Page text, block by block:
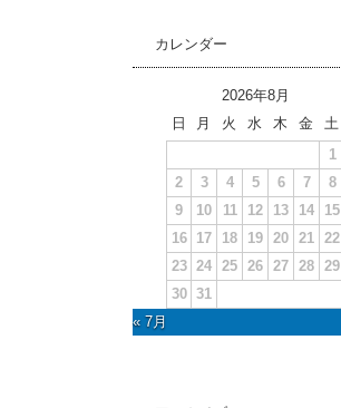
カレンダー
2026年8月
日
月 火 水 木 金
土
1
2
3 4 5 6 7
8
9
10 11 12 13 14
15
16
17 18 19 20 21 22
23 24 25 26 27 28 29
30 31
« 7月